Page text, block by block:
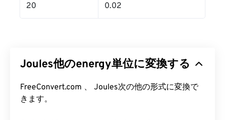
20 0.02
Joules他のenergy単位に変換する
FreeConvert.com 、 Joules次の他の形式に変換で
きます。